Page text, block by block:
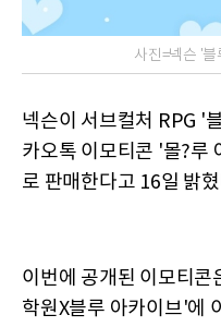
사진=넥슨 '블
넥슨이 서브컬처 RPG '
카오톡 이모티콘 '몰?루
로 판매한다고 16일 밝
이번에 공개된 이모티콘
학원X블루 아카이브'에